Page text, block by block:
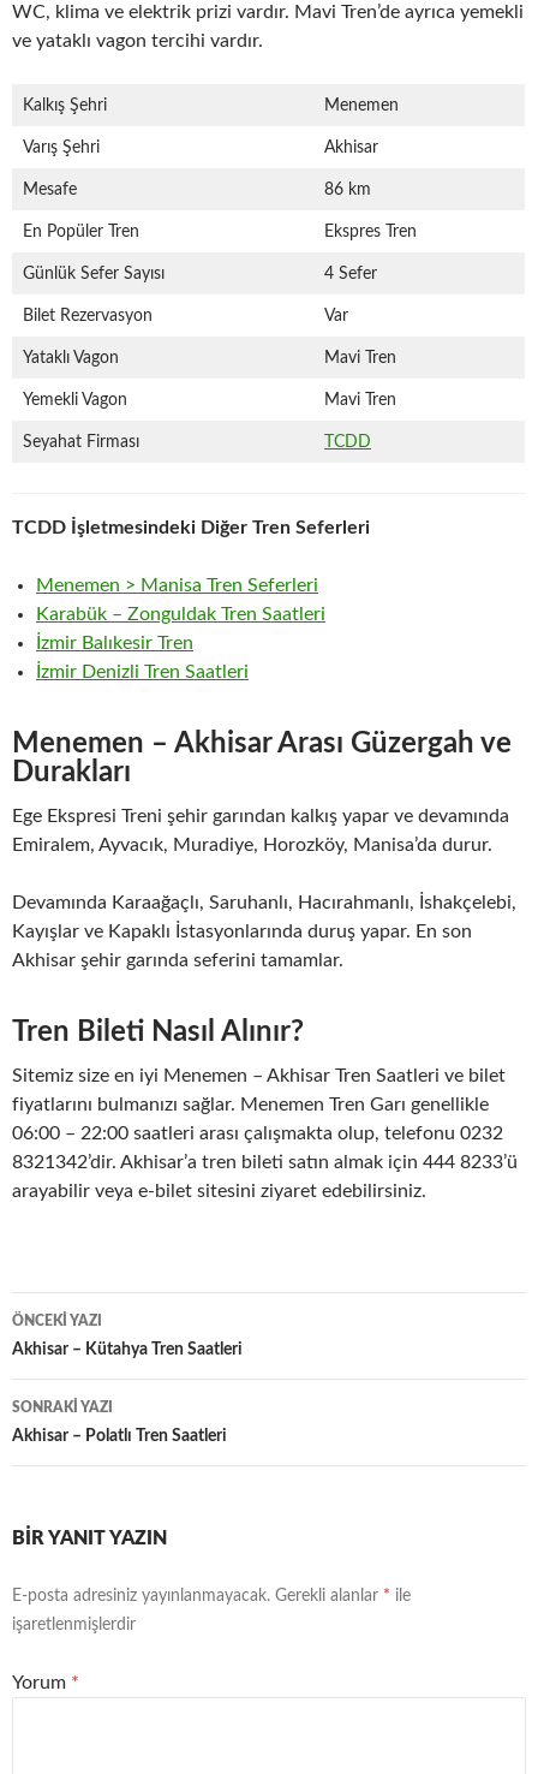
WC, klima ve elektrik prizi vardır. Mavi Tren’de ayrıca yemekli
ve yataklı vagon tercihi vardır.
Kalkış Şehri Menemen
Varış Şehri Akhisar
Mesafe 86 km
En Popüler Tren Ekspres Tren
Günlük Sefer Sayısı 4 Sefer
Bilet Rezervasyon Var
Yataklı Vagon Mavi Tren
Yemekli Vagon Mavi Tren
Seyahat Firması TCDD
TCDD İşletmesindeki Diğer Tren Seferleri
Menemen > Manisa Tren Seferleri
Karabük – Zonguldak Tren Saatleri
İzmir Balıkesir Tren
İzmir Denizli Tren Saatleri
Menemen – Akhisar Arası Güzergah ve
Durakları
Ege Ekspresi Treni şehir garından kalkış yapar ve devamında
Emiralem, Ayvacık, Muradiye, Horozköy, Manisa’da durur.
Devamında Karaağaçlı, Saruhanlı, Hacırahmanlı, İshakçelebi,
Kayışlar ve Kapaklı İstasyonlarında duruş yapar. En son
Akhisar şehir garında seferini tamamlar.
Tren Bileti Nasıl Alınır?
Sitemiz size en iyi Menemen – Akhisar Tren Saatleri ve bilet
fiyatlarını bulmanızı sağlar. Menemen Tren Garı genellikle
06:00 – 22:00 saatleri arası çalışmakta olup, telefonu 0232
8321342’dir. Akhisar’a tren bileti satın almak için 444 8233’ü
arayabilir veya e-bilet sitesini ziyaret edebilirsiniz.
Yazı
dolaşımı
ÖNCEKI YAZI
Akhisar – Kütahya Tren Saatleri
SONRAKI YAZI
Akhisar – Polatlı Tren Saatleri
BIR YANIT YAZIN
E-posta adresiniz yayınlanmayacak. Gerekli alanlar * ile
işaretlenmişlerdir
Yorum *